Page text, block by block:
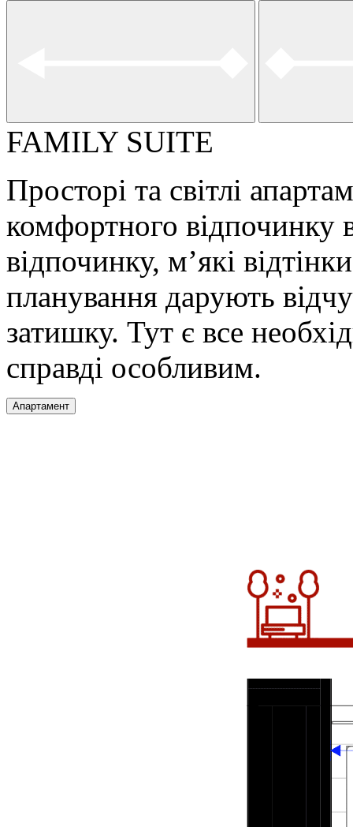
FAMILY SUITE
Просторі та світлі
комфортного відпочинку
відпочинку, м’які
планування дарують
затишку. Тут є все
справді особливим.
Апартамент